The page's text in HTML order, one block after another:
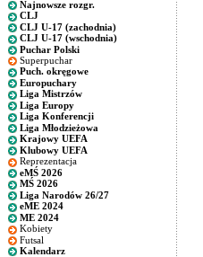
Najnowsze rozgr.
CLJ
CLJ U-17 (zachodnia)
CLJ U-17 (wschodnia)
Puchar Polski
Superpuchar
Puch. okręgowe
Europuchary
Liga Mistrzów
Liga Europy
Liga Konferencji
Liga Młodzieżowa
Krajowy UEFA
Klubowy UEFA
Reprezentacja
eMŚ 2026
MŚ 2026
Liga Narodów 26/27
eME 2024
ME 2024
Kobiety
Futsal
Kalendarz